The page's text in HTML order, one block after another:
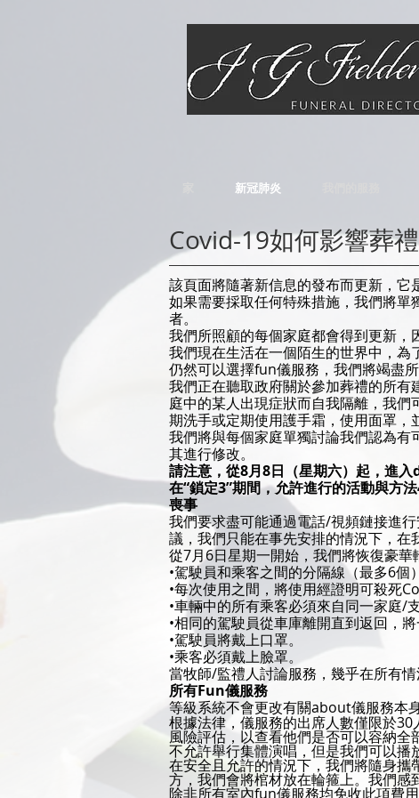
新冠肺炎
Covid-19如何影響葬禮
該頁面將隨著新信息的發布而更新，它
如果需要採取任何特殊措施，我們將
者。
我們所照顧的每個家庭都會得到更新，
我們現在生活在一個陌生的世界中，
仍然可以選擇fun儀服務，我們將竭盡所
我們正在聽取政府關於參加葬禮的所有
庭中的某人出現症狀而自我隔離，我
期洗手或定期使用護手霜，使用面罩，
我們將與每個家庭單獨討論我們認為
其進行修改。
請注意，從8月8日（星期六）起，進
在“鎖定3”期間，允許進行的活動與方法
喪事
我們要求盡可能通過電話/視頻鏈接進
議，我們只能在事先安排的情況下，在
從7月6日星期一開始，我們將恢復豪
•駕駛員和乘客之間的分隔線（最多6個
•每次使用之間，將使用經證明可殺死
•車輛中的所有乘客必須來自同一家庭/支
•相同的駕駛員從車庫離開直到返回，將
•駕駛員將戴上口罩。
•乘客必須戴上臉罩。
當牧師/監禮人討論服務，幾乎在所有
所有Fun儀服務
等級系統不會更改有關about儀服務本
根據法律，儀服務的出席人數僅限於
風險評估，以查看他們是否可以容納全
不允許舉行集體演唱，但是我們可以播
在安全且允許的情況下，我們將隨身
方，我們會將棺材放在輪箍上。我們感
除非所有室內fun儀服務均免收此項費